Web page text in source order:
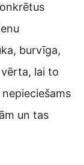
burvīga,
lai to
un tas